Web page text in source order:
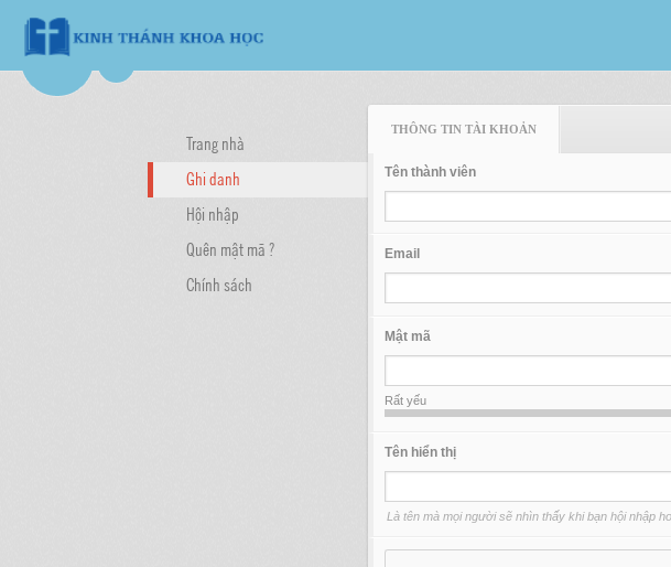
Trang nhà
Ghi danh
Hội nhập
Quên mật mã ?
Chính sách
THÔNG TIN TÀI KHOẢN
Tên thành viên
Email
Mật mã
Rất yếu
Tên hiển thị
Là tên mà mọi người sẽ nhìn thấy khi bạn hội nhập